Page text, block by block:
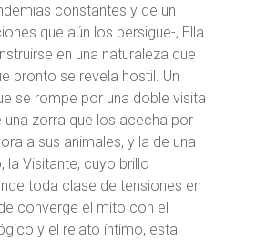
constantes y de un
que aún los persigue-, Ella
en una naturaleza que
pronto se revela hostil. Un
se rompe por una doble visita
una zorra que los acecha por
a sus animales, y la de una
la Visitante, cuyo brillo
toda clase de tensiones en
converge el mito con el
y el relato íntimo, esta